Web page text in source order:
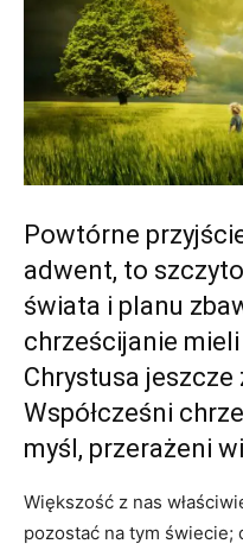
Powtórne
adwent, to
świata i planu
chrześcijanie
Chrystusa jeszcze
Współcześni
myśl, przerażeni
Większość z nas
pozostać na tym świecie;